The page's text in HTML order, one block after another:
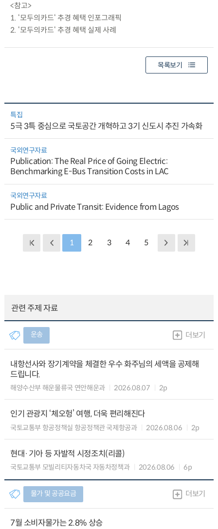
<참고>
1. ‘모두의카드‘ 추경 혜택 인포그래픽
2. ‘모두의카드‘ 추경 혜택 실제 사례
목록보기
특집
5극 3특 중심으로 국토공간 개혁하고 3기 신도시 추진 가속화
국외연구자료
Publication: The Real Price of Going Electric:
Benchmarking E-Bus Transition Costs in LAC
국외연구자료
Public and Private Transit: Evidence from Lagos
1 2 3 4 5
관련 주제 자료
운송 더보기
내항선사와 장기계약을 체결한 우수 화주님의 세액을 공제해
드립니다.
해양수산부 해운물류국 연안해운과 2026.08.07 2p
인기 관광지 ‘체오헝’ 여행, 더욱 편리해진다
국토교통부 항공정책실 항공정책관 국제항공과 2026.08.06 2p
현대·기아 등 자발적 시정조치(리콜)
국토교통부 모빌리티자동차국 자동차정책과 2026.08.06 6p
물가 및 공공요금 더보기
7월 소비자물가는 2.8% 상승